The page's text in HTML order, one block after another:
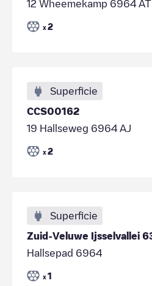
12 Wheemekamp 6964 AT
x 2
Superficie
CCS00162
19 Hallseweg 6964 AJ
x 2
Superficie
Hallsepad 6964
x 1